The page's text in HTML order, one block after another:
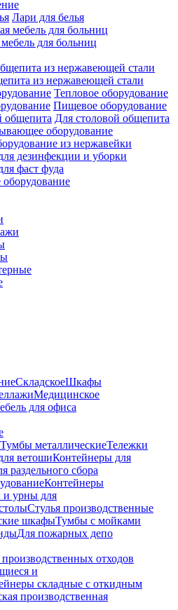
Лари для белья
для больниц
из нержавеющей стали
Тепловое оборудование
Пищевое оборудование
Для столовой общепита
оборудование
из нержавейки
дезинфекции и уборки
фаст фуда
СкладскоеШкафы
Медицинское
для офиса
Тумбы металлическиеТележки
ветошиКонтейнеры для
раздельного сбора
Контейнеры
и урны для
Стулья производственные
шкафыТумбы с мойками
Для пожарных депо
отходов
и
складные с откидным
производственная